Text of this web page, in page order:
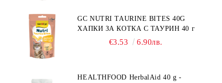
GC NUTRI TAURINE BITES 40G
ХАПКИ ЗА КОТКА С ТАУРИН 40 г
€3.53 6.90лв.
HEALTHFOOD HerbalAid 40 g -